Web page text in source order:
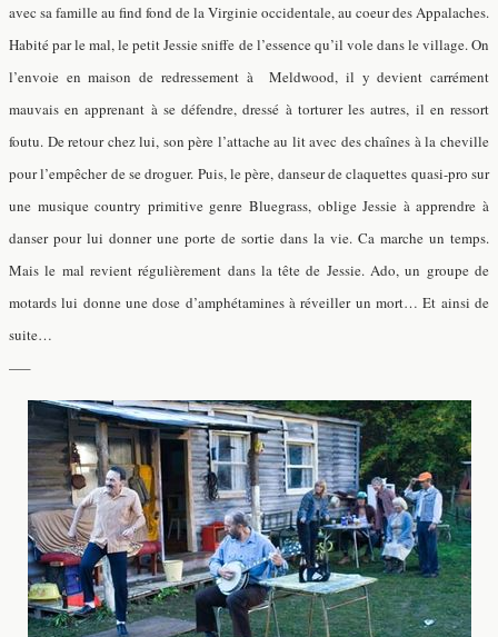
avec sa familleau find fond de la Virginie occidentale, au coeur des Appalaches.
Habité par le mal, le petit Jessie sniffe de l’essence qu’il vole dans le village. On
l’envoie en maison de redressement à Meldwood, il y devient carrément
mauvais en apprenant à se défendre, dressé à torturer les autres, il en ressort
foutu. De retour chez lui, son père l’attache au lit avec des chaînes à la cheville
pour l’empêcher de se droguer. Puis, le père, danseur de claquettes quasi-pro sur
une musique country primitive genre Bluegrass, oblige Jessie à apprendre à
danser pour lui donner une porte de sortie dans la vie. Ca marche un temps.
Mais le mal revient régulièrement dans la tête de Jessie. Ado, un groupe de
motards lui donne une dose d’amphétamines à réveiller un mort… Et ainsi de
suite…
—–